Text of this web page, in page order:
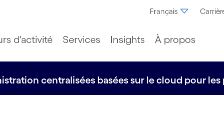
Français
d'activité Services Insights À propos
centralisées basées sur le cloud pour